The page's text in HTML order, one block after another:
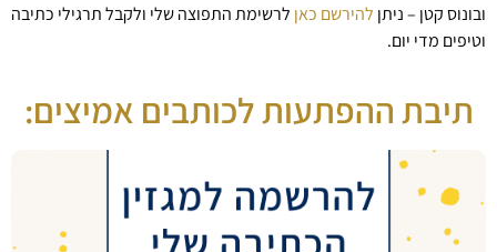
ובונוס קטן – ניתן להירשם כאן לרשימת התפוצה שלי ולקבל תרגילי כתיבה
וטיפים מדי יום.
תיבת ההפתעות לכותבים אמיצים: